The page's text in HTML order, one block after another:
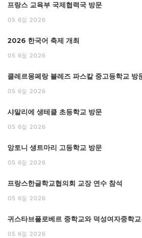
프랑스 교육부 국제협력국 방문
05 6월 2026
2026 한국어 축제 개최
05 6월 2026
클레르몽페랑 블레즈 파스칼 중고등학교 방
05 6월 2026
샤말리에 생테클 초등학교 방문
05 6월 2026
앙토니 생트마리 고등학교 방문
05 6월 2026
프랑스한글학교협의회 교장 연수 참석
05 6월 2026
귀스타브플로베르 중학교와 덕성여자중학
05 6월 2026